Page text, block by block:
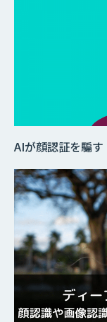
AIが顔認証を騙